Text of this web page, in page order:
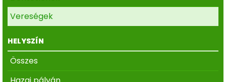
Vereségek
HELYSZÍN
Összes